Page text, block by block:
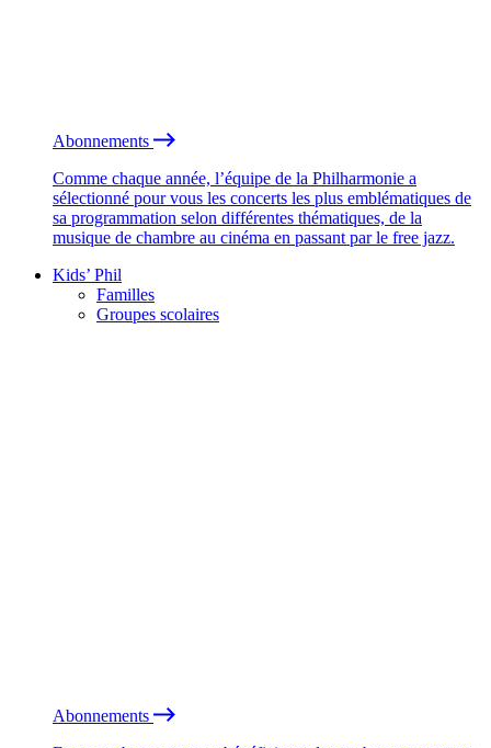
Abonnements
Comme chaque année, l’équipe de la Philharmonie a
sélectionné pour vous les concerts les plus emblématiques de
sa programmation selon différentes thématiques, de la
musique de chambre au cinéma en passant par le free jazz.
Kids’ Phil
Familles
Groupes scolaires
Abonnements